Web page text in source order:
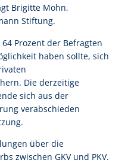
Brigitte Mohn,
Stiftung.
Prozent der Befragten
haben sollte, sich
Die derzeitige
sich aus der
verabschieden
über die
zwischen GKV und PKV.